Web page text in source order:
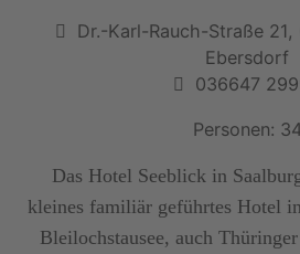
Dr.-Karl-Rauch-Straße
Ebersdorf
036647
Personen: 34
Das Hotel Seeblick in
kleines familiär geführtes Hotel
Bleilochstausee, auch